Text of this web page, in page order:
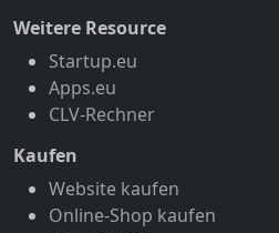
Weitere Resource
Startup.eu
Apps.eu
CLV-Rechner
Kaufen
Website kaufen
Online-Shop kaufen